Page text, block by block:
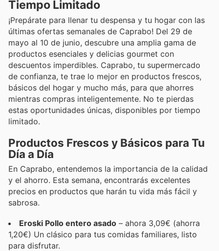
Tiempo Limitado
¡Prepárate para llenar tu despensa y tu hogar con las
últimas ofertas semanales de Caprabo! Del 29 de
mayo al 10 de junio, descubre una amplia gama de
productos esenciales y delicias gourmet con
descuentos imperdibles. Caprabo, tu supermercado
de confianza, te trae lo mejor en productos frescos,
básicos del hogar y mucho más, para que ahorres
mientras compras inteligentemente. No te pierdas
estas oportunidades únicas, disponibles por tiempo
limitado.
Productos Frescos y Básicos para Tu
Día a Día
En Caprabo, entendemos la importancia de la calidad
y el ahorro. Esta semana, encontrarás excelentes
precios en productos que harán tu vida más fácil y
sabrosa.
Eroski Pollo entero asado – ahora 3,09€ (ahorra
1,20€) Un clásico para tus comidas familiares, listo
para disfrutar.